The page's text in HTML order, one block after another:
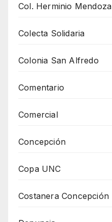
Col. Herminio Mendoza
Colecta Solidaria
Colonia San Alfredo
Comentario
Comercial
Concepción
Copa UNC
Costanera Concepción